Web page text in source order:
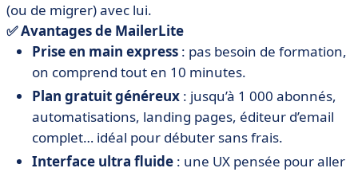
(ou de migrer) avec lui.
✅ Avantages de MailerLite
Prise en main express : pas besoin de formation,
on comprend tout en 10 minutes.
Plan gratuit généreux : jusqu’à 1 000 abonnés,
automatisations, landing pages, éditeur d’email
complet… idéal pour débuter sans frais.
Interface ultra fluide : une UX pensée pour aller